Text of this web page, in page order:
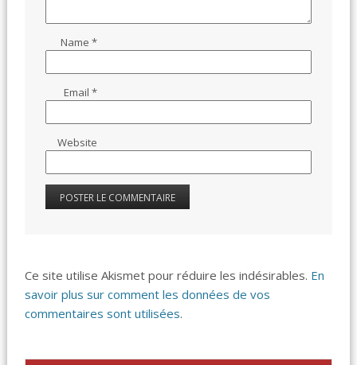
Name*
Email*
Website
Ce site utilise Akismet pour réduire les indésirables. En
savoir plus sur comment les données de vos
commentaires sont utilisées.